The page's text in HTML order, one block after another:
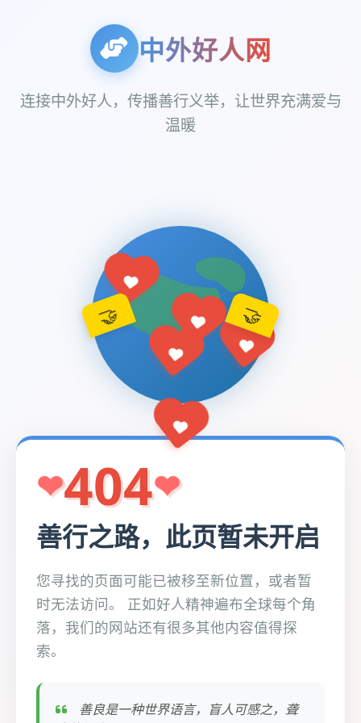
中外好人网
连接中外好人，传播善行义举，让世界充满爱与
温暖
🤝 🤝
404
善行之路，此页暂未开启
您寻找的页面可能已被移至新位置，或者暂
时无法访问。 正如好人精神遍布全球每个角
落，我们的网站还有很多其他内容值得探
索。
善良是一种世界语言，盲人可感之，聋